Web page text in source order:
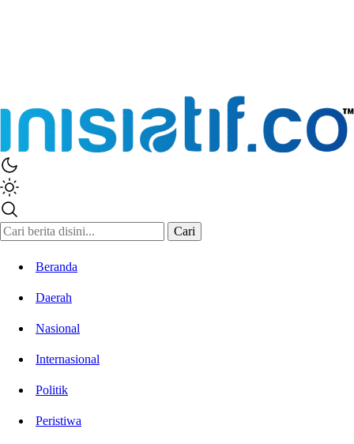
Inisiatif.co
Stay Connected Stay Informed
Cari
Beranda
Daerah
Nasional
Internasional
Politik
Peristiwa